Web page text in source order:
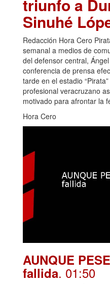
triunfo a
Sinuhé
Redacción Hora Cero
semanal a medios de
del defensor central,
conferencia de prensa
tarde en el estadio
profesional veracruzano
motivado para afrontar la
Hora Cero
AUNQUE
fallida. 01:50